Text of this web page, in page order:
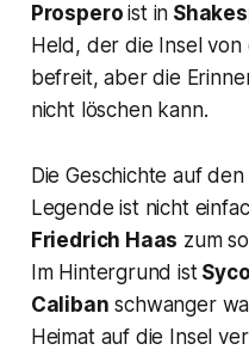
Prospero ist in
Held, der die Insel
befreit, aber die
nicht löschen kann.
Die Geschichte auf
Legende ist nicht
Friedrich Haas zum
Im Hintergrund ist
Caliban schwanger
Heimat auf die Insel